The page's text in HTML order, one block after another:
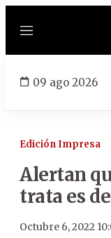
Menú
09 ago 2026
Edición Impresa
Alertan
trata es
Octubre 6, 2022